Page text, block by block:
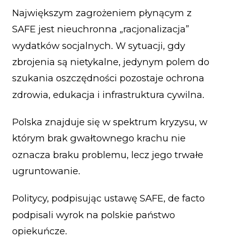
Największym zagrożeniem płynącym z
SAFE jest nieuchronna „racjonalizacja”
wydatków socjalnych. W sytuacji, gdy
zbrojenia są nietykalne, jedynym polem do
szukania oszczędności pozostaje ochrona
zdrowia, edukacja i infrastruktura cywilna.
Polska znajduje się w spektrum kryzysu, w
którym brak gwałtownego krachu nie
oznacza braku problemu, lecz jego trwałe
ugruntowanie.
Politycy, podpisując ustawę SAFE, de facto
podpisali wyrok na polskie państwo
opiekuńcze.